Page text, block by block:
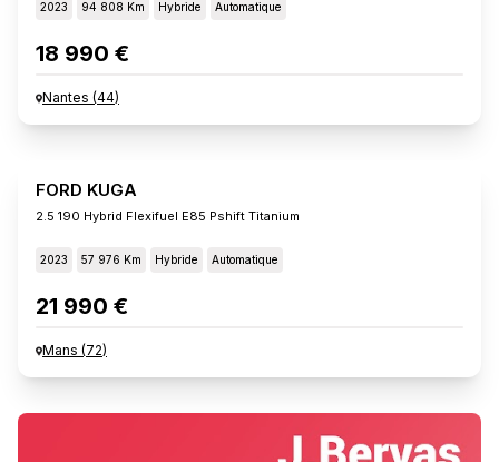
2023 94 808 Km Hybride Automatique
18 990 €
Nantes (44)
FORD KUGA
2.5 190 Hybrid Flexifuel E85 Pshift Titanium
2023 57 976 Km Hybride Automatique
21 990 €
Mans (72)